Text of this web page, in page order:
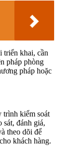
triển khai, cần
pháp phòng
pháp hoặc
trình kiểm soát
sát, đánh giá,
theo dõi để
khách hàng.